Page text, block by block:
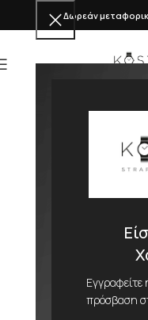
Εγγραφείτε
πρόσβαση
Δωρεάν